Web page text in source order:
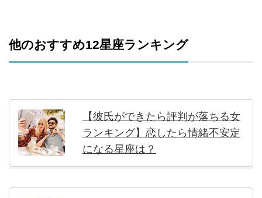
他のおすすめ12星座ランキング
【彼氏ができたら評判が落ちる女
ランキング】恋したら情緒不安定
になる星座は？